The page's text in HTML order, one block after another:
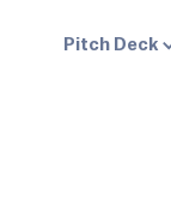
Pitch Deck